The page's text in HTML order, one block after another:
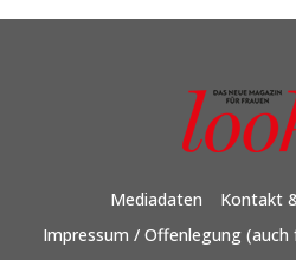
Mediadaten Kontakt
Impressum / Offenlegung